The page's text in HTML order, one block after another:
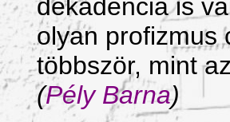
dekadencia is
olyan profizmus
többször, mint
(Pély Barna)